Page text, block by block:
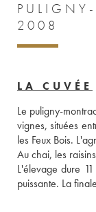
2008
LA CUVÉE
Le puligny-
vignes, situées
les Feux Bois.
Au chai, les
L'élevage dure
puissante. La